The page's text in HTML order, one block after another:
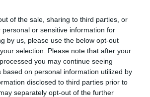
of the sale, sharing to third parties, or
personal or sensitive information for
by us, please use the below opt-out
selection. Please note that after your
you may continue seeing
based on personal information utilized by
disclosed to third parties prior to
separately opt-out of the further
«Τυπολογίες» στο
YouTube: Ο Δήμος
Βερύκιος ανοίγει τα
χαρτιά του – Vidcast